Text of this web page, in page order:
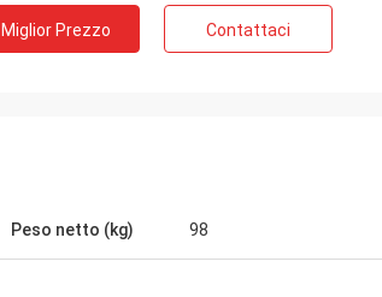
Miglior Prezzo Contattaci
Peso netto (kg) 98